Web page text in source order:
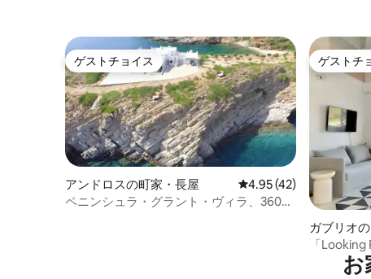
ゲストチョイス
ゲストチョイス
アンドロスの町家・長屋 レビュー42件、5つ星
4.95 (42)
ペニンシュラ・グラント・ヴィラ、360度
ゲストチ
ゲストチ
ガブリオ
「
House III」
お